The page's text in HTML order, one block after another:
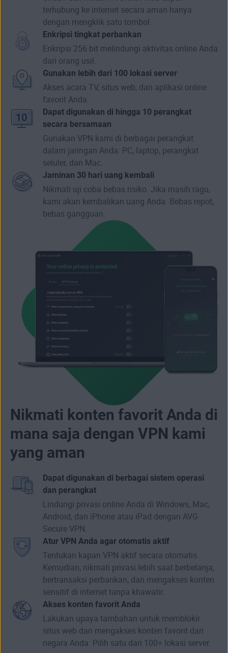
terhubung ke internet secara aman hanya
dengan mengklik satu tombol.
Enkripsi tingkat perbankan
Enkripsi 256 bit melindungi aktivitas online Anda
dari orang usil.
Gunakan lebih dari 100 lokasi server
Akses acara TV, situs web, dan aplikasi online
favorit Anda.
Dapat digunakan di hingga 10 perangkat
secara bersamaan
Gunakan VPN kami di berbagai perangkat
dalam jaringan Anda: PC, laptop, perangkat
seluler, dan Mac.
Jaminan 30 hari uang kembali
Nikmati uji coba bebas risiko. Jika masih ragu,
kami akan kembalikan uang Anda. Bebas repot,
bebas gangguan.
Nikmati konten favorit Anda di
mana saja dengan VPN kami
yang aman
Dapat digunakan di berbagai sistem operasi
dan perangkat
Lindungi privasi online Anda di Windows, Mac,
Android, dan iPhone atau iPad dengan AVG
Secure VPN.
Atur VPN Anda agar otomatis aktif
Tentukan kapan VPN aktif secara otomatis.
Kemudian, nikmati privasi lebih saat berbelanja,
bertransaksi perbankan, dan mengakses konten
sensitif di internet tanpa khawatir.
Akses konten favorit Anda
Lakukan upaya tambahan untuk memblokir
situs web dan mengakses konten favorit dari
negara Anda. Pilih satu dari 100+ lokasi server.